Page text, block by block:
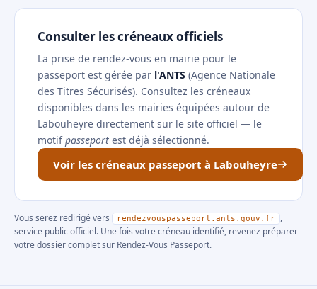
Consulter les créneaux officiels
La prise de rendez-vous en mairie pour le
passeport est gérée par l'ANTS (Agence Nationale
des Titres Sécurisés). Consultez les créneaux
disponibles dans les mairies équipées autour de
Labouheyre directement sur le site officiel — le
motifpasseport est déjà sélectionné.
Voir les créneaux passeport à Labouheyre
Vous serez redirigé vers rendezvouspasseport.ants.gouv.fr
,
service public officiel. Une fois votre créneau identifié, revenez préparer
votre dossier complet sur Rendez-Vous Passeport.